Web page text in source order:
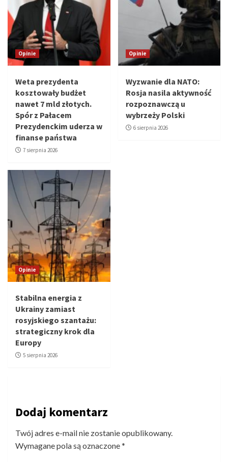
Opinie
Weta prezydenta
kosztowały budżet
nawet 7 mld złotych.
Spór z Pałacem
Prezydenckim uderza w
finanse państwa
7 sierpnia 2026
Opinie
Wyzwanie dla NATO:
Rosja nasila aktywność
rozpoznawczą u
wybrzeży Polski
6 sierpnia 2026
Opinie
Stabilna energia z
Ukrainy zamiast
rosyjskiego szantażu:
strategiczny krok dla
Europy
5 sierpnia 2026
Dodaj komentarz
Twój adres e-mail nie zostanie opublikowany.
Wymagane pola są oznaczone*